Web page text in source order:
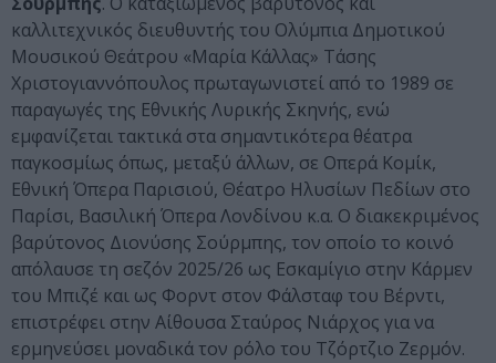
καλλιτεχνικός διευθυντής του Ολύμπια Δημοτικού
Μουσικού Θεάτρου «Μαρία Κάλλας» Τάσης
Χριστογιαννόπουλος πρωταγωνιστεί από το 1989 σε
παραγωγές της Εθνικής Λυρικής Σκηνής, ενώ
εμφανίζεται τακτικά στα σημαντικότερα θέατρα
παγκοσμίως όπως, μεταξύ άλλων, σε Οπερά Κομίκ,
Εθνική Όπερα Παρισιού, Θέατρο Ηλυσίων Πεδίων στο
Παρίσι, Βασιλική Όπερα Λονδίνου κ.α. Ο διακεκριμένος
βαρύτονος Διονύσης Σούρμπης, τον οποίο το κοινό
απόλαυσε τη σεζόν 2025/26 ως Εσκαμίγιο στην Κάρμεν
του Μπιζέ και ως Φορντ στον Φάλσταφ του Βέρντι,
επιστρέφει στην Αίθουσα Σταύρος Νιάρχος για να
ερμηνεύσει μοναδικά τον ρόλο του Τζόρτζιο Ζερμόν.